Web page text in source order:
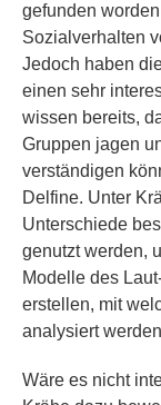
gefunden
Sozialverhalten
Jedoch haben
einen sehr
wissen bereits,
Gruppen jagen
verständigen
Delfine. Unter
Unterschiede
genutzt werden,
Modelle des
erstellen, mit
analysiert
Wäre es nicht